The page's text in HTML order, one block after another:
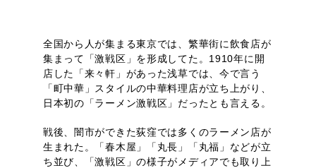
全国から人が集まる東京では、繁華街に飲食店が
集まって「激戦区」を形成してた。1910年に開
店した「来々軒」があった浅草では、今で言う
「町中華」スタイルの中華料理店が立ち上がり、
日本初の「ラーメン激戦区」だったとも言える。
戦後、闇市ができた荻窪では多くのラーメン店が
生まれた。「春木屋」「丸長」「丸福」などが立
ち並び、「激戦区」の様子がメディアでも取り上